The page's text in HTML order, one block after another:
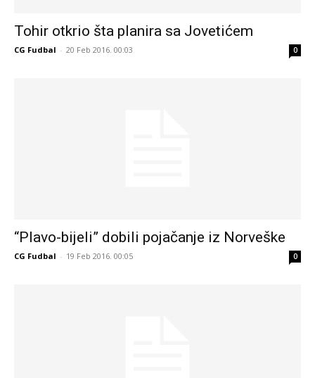
Tohir otkrio šta planira sa Jovetićem
CG Fudbal - 20 Feb 2016. 00:03 0
“Plavo-bijeli” dobili pojačanje iz Norveške
CG Fudbal - 19 Feb 2016. 00:05 0